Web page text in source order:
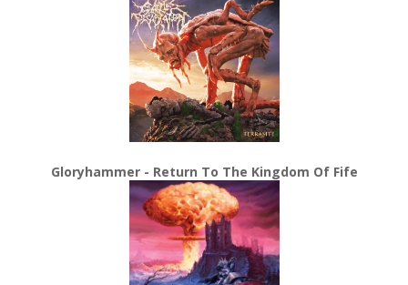
Gloryhammer - Return To The Kingdom Of Fife